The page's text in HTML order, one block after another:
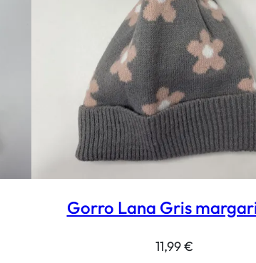
Gorro Lana Gris
11,99€